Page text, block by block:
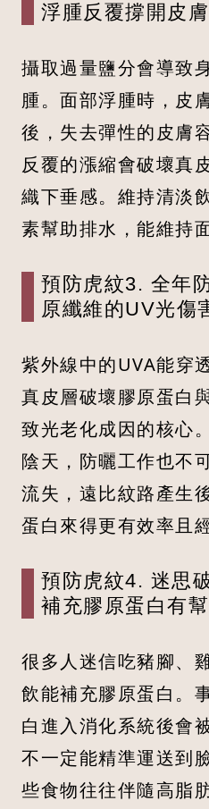
浮腫反覆撐開皮膚
攝取過量鹽分會導致
腫。面部浮腫時，皮
後，失去彈性的皮膚
反覆的漲縮會破壞真
織下垂感。維持清淡
素幫助排水，能維持
預防虎紋3. 全年
原纖維的UV光傷
紫外線中的UVA能穿
真皮層破壞膠原蛋白
致光老化成因的核心
陰天，防曬工作也不
流失，遠比紋路產生
蛋白來得更有效率且經
預防虎紋4. 迷思
補充膠原蛋白有
很多人迷信吃豬腳、
飲能補充膠原蛋白。
白進入消化系統後會
不一定能精準運送到
些食物往往伴隨高脂